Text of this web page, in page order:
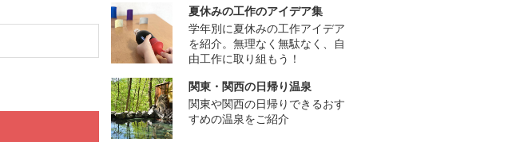
夏休みの工作のアイデア集
学年別に夏休みの工作アイデア
を紹介。無理なく無駄なく、自
由工作に取り組もう！
関東・関西の日帰り温泉
関東や関西の日帰りできるおす
すめの温泉をご紹介